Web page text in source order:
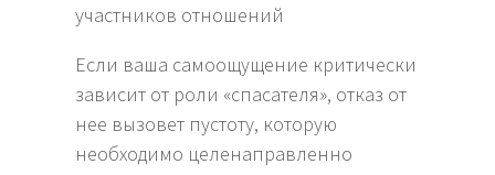
участников отношений
Если ваша самоощущение критически
зависит от роли «спасателя», отказ от
нее вызовет пустоту, которую
необходимо целенаправленно